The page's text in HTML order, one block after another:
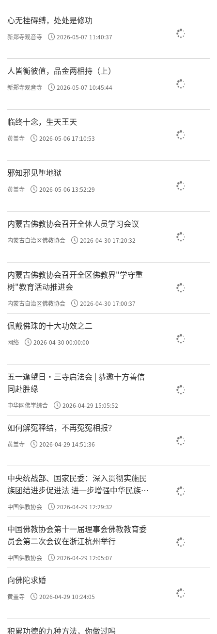
住持吧！我只希望能走遍丛山灵迹，求教名释
高僧，钻习书法，增长学识。”
名家，不光书法首屈一指，绘画方面也颇有造
诣，被列为清初金陵四大书画名僧之一。
责任编辑：印月
心无挂碍缚，处处是修功
新郑寺观音寺 2026-05-07 11:40:37
人皆衡彼值，品金两相持（上）
新郑寺观音寺 2026-05-07 10:45:44
临终十念，生天王天
黄盖寺 2026-05-06 17:10:53
邪知邪见堕地狱
黄盖寺 2026-05-06 13:52:29
内蒙古佛教协会召开全体人员学习会议
内蒙古自治区佛教协会 2026-04-30 17:20:32
内蒙古佛教协会召开全区佛教界"学守重
树"教育活动推进会
内蒙古自治区佛教协会 2026-04-30 17:00:37
佩戴佛珠的十大功效之二
网络 2026-04-30 00:00:00
五一逢望日・三寺启法会 | 恭邀十方善信
同赴胜缘
中华网佛学综合 2026-04-29 15:05:52
如何解冤释结，不再冤冤相报？
黄盖寺 2026-04-29 14:51:36
中央统战部、国家民委：深入贯彻实施民
族团结进步促进法 进一步增强中华民族凝
聚力向心力
中国佛教协会 2026-04-29 12:29:32
中国佛教协会第十一届理事会佛教教育委
员会第二次会议在浙江杭州举行
中国佛教协会 2026-04-29 12:05:07
向佛陀求婚
黄盖寺 2026-04-29 10:24:05
积累功德的九种方法，你做过吗